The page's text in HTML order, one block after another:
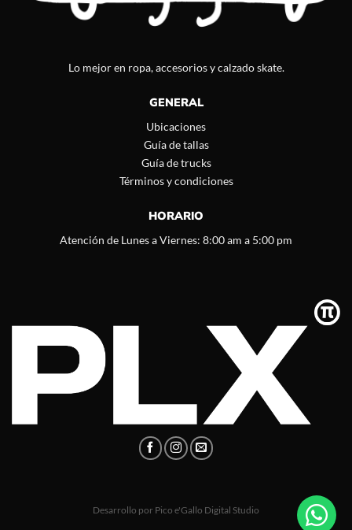
Lo mejor en ropa, accesorios y calzado skate.
GENERAL
Ubicaciones
Guía de tallas
Guía de trucks
Términos y condiciones
HORARIO
Atención de Lunes a Viernes: 8:00 am a 5:00 pm
Desarrollo por Pico e'Gallo Digital Studio